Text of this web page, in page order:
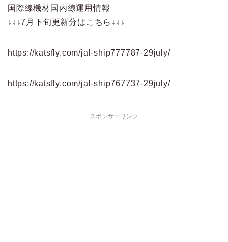
国際線機材国内線運用情報
↓↓↓7月下旬更新分はこちら↓↓↓
https://katsfly.com/jal-ship777787-29july/
https://katsfly.com/jal-ship767737-29july/
スポンサーリンク